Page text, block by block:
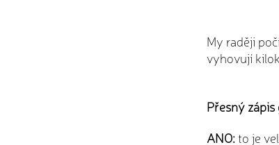
My raději
vyhovují
Přesný
ANO: to je